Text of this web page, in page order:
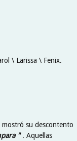
\ Larissa \ Fenix.
mostró su descontento
". Aquellas